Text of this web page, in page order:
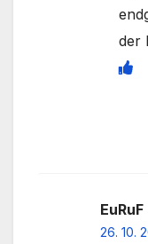
der
EuRuF
26. 10.